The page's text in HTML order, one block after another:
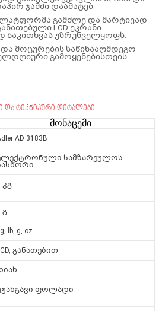
ჯამში დაამატებ.
გამძლე და მარტივად
LCD ეკრანი
წაკითხვას უზრუნველყოფს.
მოცურების საწინააღმდეგო
გამოყენებისთვის
და ტექნიკური დეტალები
მონაცემი
AD 3183B
სამზარეულოს
კგ
გ
lb, g, oz
განათებით
ფოლადი